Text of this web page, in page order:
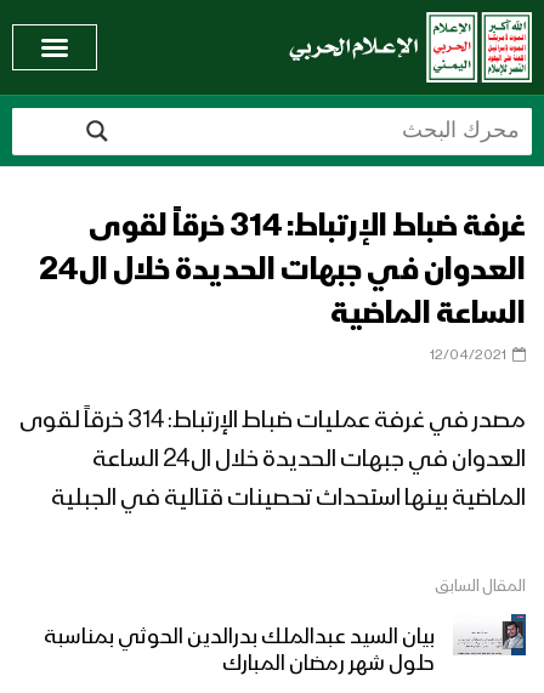
غرفة ضباط الإرتباط: 314 خرقاً لقوى
العدوان في جبهات الحديدة خلال ال24
الساعة الماضية
12/04/2021
مصدر في غرفة عمليات ضباط الإرتباط: 314 خرقاً لقوى
العدوان في جبهات الحديدة خلال ال24 الساعة
الماضية بينها استحداث تحصينات قتالية في الجبلية
المقال السابق
بيان السيد عبدالملك بدرالدين الحوثي بمناسبة
حلول شهر رمضان المبارك